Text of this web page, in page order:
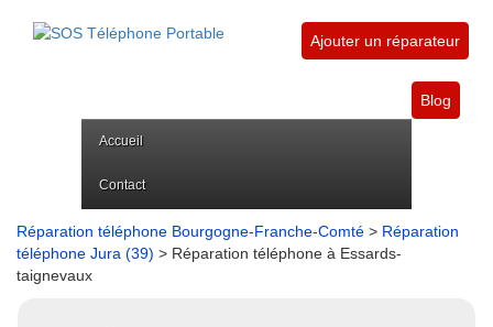
Ajouter un réparateur
Blog
Accueil
Contact
Réparation téléphone Bourgogne-Franche-Comté > Réparation
téléphone Jura (39) > Réparation téléphone à Essards-
taignevaux